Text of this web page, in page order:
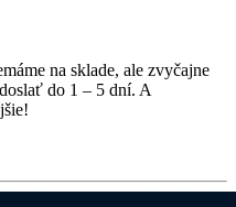
na sklade, ale zvyčajne
do 1 – 5 dní. A